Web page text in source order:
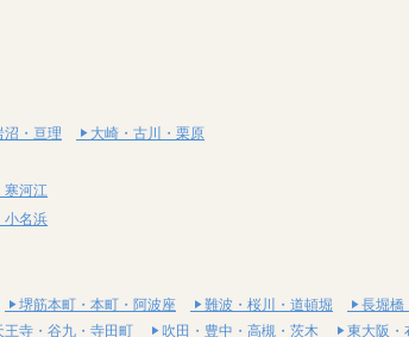
沼・亘理
大崎・古川・栗原
寒河江
小名浜
堺筋本町・本町・阿波座 難波・桜川・道頓堀 長堀橋
王寺・谷九・寺田町 吹田・豊中・高槻・茨木 東大阪・